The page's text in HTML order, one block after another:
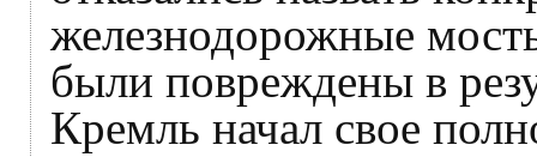
железнодорожные
были повреждены в
Кремль начал свое